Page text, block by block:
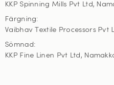
KKP Spinning Mills Pvt Ltd,
Färgning:
Vaibhav Textile Processors Pvt
Sömnad:
KKP Fine Linen Pvt Ltd,